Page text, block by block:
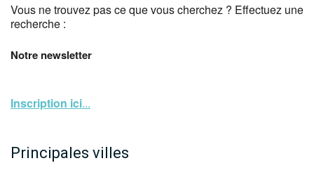
Vous ne trouvez pas ce que vous cherchez ? Effectuez une
recherche :
Notre newsletter
Inscription ici...
Principales villes